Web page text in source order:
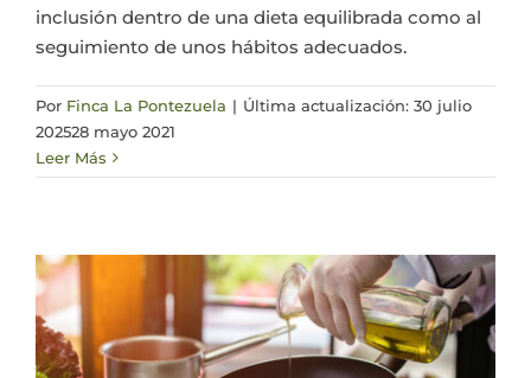
inclusión dentro de una dieta equilibrada como al
seguimiento de unos hábitos adecuados.
Por Finca La Pontezuela | Última actualización: 30 julio
202528 mayo 2021
Leer Más